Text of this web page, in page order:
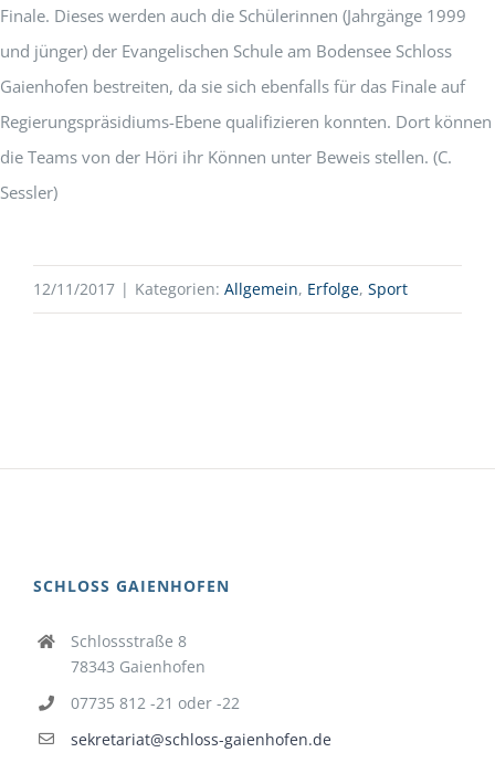
Finale. Dieses werden auch die Schülerinnen (Jahrgänge 1999
und jünger) der Evangelischen Schule am Bodensee Schloss
Gaienhofen bestreiten, da sie sich ebenfalls für das Finale auf
Regierungspräsidiums-Ebene qualifizieren konnten. Dort können
die Teams von der Höri ihr Können unter Beweis stellen. (C.
Sessler)
12/11/2017 | Kategorien: Allgemein, Erfolge, Sport
SCHLOSS GAIENHOFEN
Schlossstraße 8
78343 Gaienhofen
07735 812 -21 oder -22
sekretariat@schloss-gaienhofen.de